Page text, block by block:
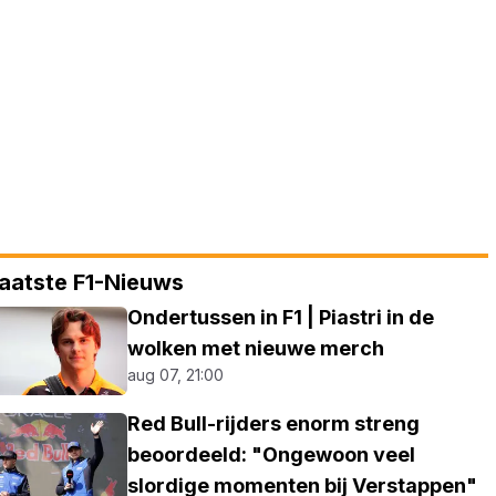
F1-Nieuws
Ondertussen in F1 | Piastri in de
wolken met nieuwe merch
aug 07, 21:00
Red Bull-rijders enorm streng
beoordeeld: "Ongewoon veel
slordige momenten bij Verstappen"